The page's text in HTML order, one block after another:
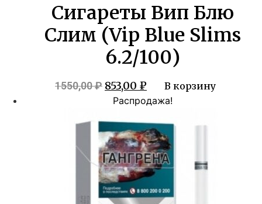
Сигареты Вип Блю
Слим (Vip Blue Slims
6.2/100)
1550,00₽ Первоначальная
цена
1550,00 ₽.
853,00 ₽ Текущая
цена:
В корзину
Распродажа!